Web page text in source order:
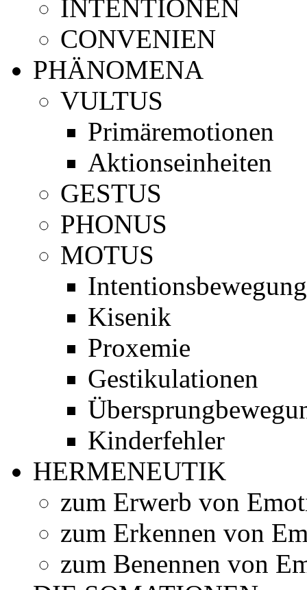
INTENTIONEN
CONVENIEN
PHÄNOMENA
VULTUS
Primäremotionen
Aktionseinheiten
GESTUS
PHONUS
MOTUS
Kisenik
Proxemie
Gestikulationen
Kinderfehler
HERMENEUTIK
zum Erwerb von
zum Erkennen von
zum Benennen von